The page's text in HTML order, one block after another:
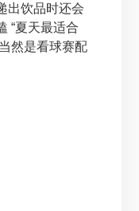
出饮品时还会
“夏天最适合
然是看球赛配